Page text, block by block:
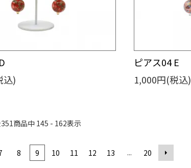
込)
ピアス04 E
1,000円(税込)
351商品中 145 - 162表示
8 9 10 11 12 13 ... 20